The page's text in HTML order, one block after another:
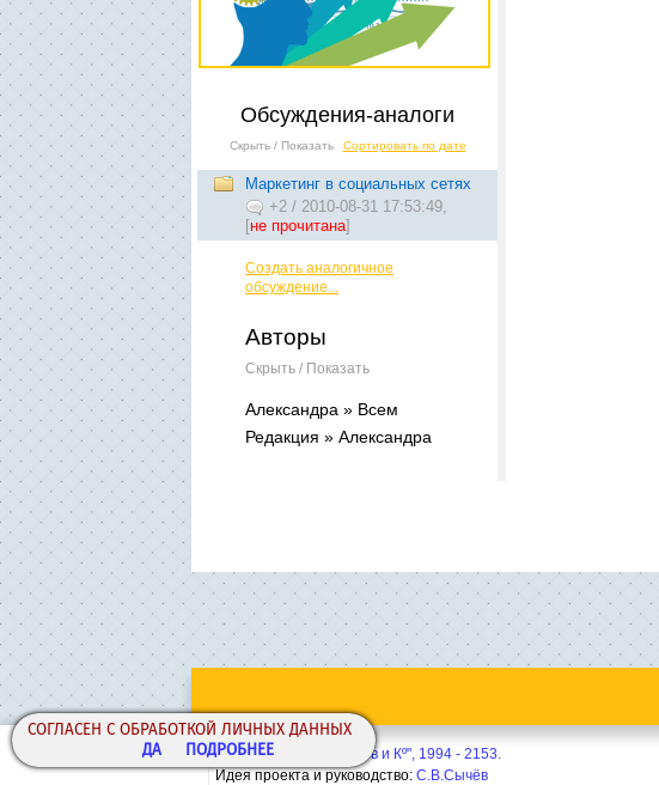
СОГЛАСЕН С ОБРАБОТКОЙ ЛИЧНЫХ ДАННЫХ
ДА
ПОДРОБНЕЕ
Обсуждения-аналоги
Скрыть / Показать Сортировать по дате
Маркетинг в социальных сетях
+2 / 2010-08-31 17:53:49,
[не прочитана]
Создать аналогичное
обсуждение...
Авторы
Скрыть / Показать
Александра » Всем
Редакция » Александра
Copyright© ООО "Сычёв и Кº", 1994 - 2153.
Идея проекта и руководство: С.В.Сычёв